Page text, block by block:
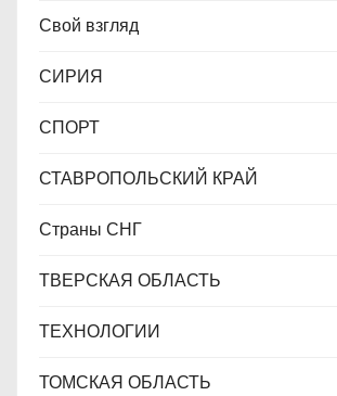
Свой взгляд
СИРИЯ
СПОРТ
СТАВРОПОЛЬСКИЙ КРАЙ
Страны СНГ
ТВЕРСКАЯ ОБЛАСТЬ
ТЕХНОЛОГИИ
ТОМСКАЯ ОБЛАСТЬ